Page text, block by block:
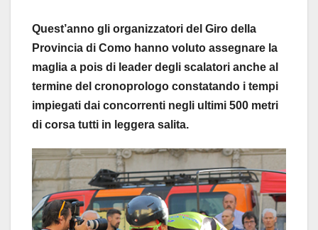
Quest’anno gli organizzatori del Giro della
Provincia di Como hanno voluto assegnare la
maglia a pois di leader degli scalatori anche al
termine del cronoprologo constatando i tempi
impiegati dai concorrenti negli ultimi 500 metri
di corsa tutti in leggera salita.